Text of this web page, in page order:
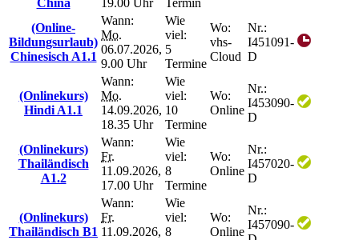
(Online-
Bildungsurlaub)
Chinesisch A1.1
Wann:
Mo.
06.07.2026,
9.00 Uhr
Wie
viel:
5
Termine
Wo:
vhs-
Cloud
Nr.:
I451091-
D
(Onlinekurs)
Hindi A1.1
Wann:
Mo.
14.09.2026,
18.35 Uhr
Wie
viel:
10
Termine
Wo:
Online
Nr.:
I453090-
D
(Onlinekurs)
Thailändisch
A1.2
Wann:
Fr.
11.09.2026,
17.00 Uhr
Wie
viel:
8
Termine
Wo:
Online
Nr.:
I457020-
D
(Onlinekurs)
Thailändisch B1
Wann:
Fr.
11.09.2026,
Wie
viel:
8
Wo:
Online
Nr.:
I457090-